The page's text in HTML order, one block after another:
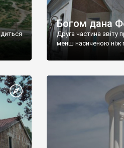
Богом дана
Друга частина звіту
менш насиченою ніж